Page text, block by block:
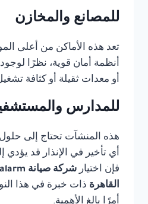
للمصانع والمخازن
تعد هذه الأماكن من أعلى
أنظمة أمان قوية، نظرًا لوجود
أو معدات ثقيلة أو كثافة
للمدارس
هذه المنشآت تحتاج إلى
أي تأخير في الإنذار قد
فإن اختيار
القاهرة ذات خبرة في هذا